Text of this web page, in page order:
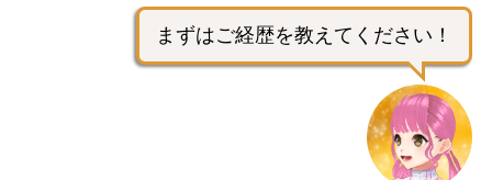
まずはご経歴を教えてください！